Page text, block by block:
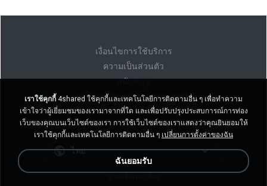
เงื่อนไขการใช้บริการ
ความเป็นส่วนตัว
สนับสนุน
อย่าขายข้อมูลส่วนบุคคลของฉัน
อย่าแบ่งปันข้อมูลส่วนบุคคลของฉัน
ไทย
เราใช้คุกกี้ 4shared ใช้คุกกี้และเทคโนโลยีการติดตามอื่น ๆ เพื่อทำความ
เข้าใจว่าผู้เยี่ยมชมของเรามาจากที่ใด และเพื่อปรับปรุงประสบการณ์การท่อง
เว็บของคุณบนเว็บไซต์ของเรา การใช้เว็บไซต์ของเราแสดงว่าคุณยินยอมให้
เราใช้คุกกี้และเทคโนโลยีการติดตามอื่น ๆ เปลี่ยนการตั้งค่าของฉัน
ฉันยอมรับ